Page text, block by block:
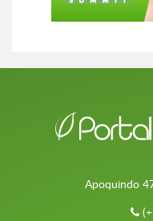
Apoquindo